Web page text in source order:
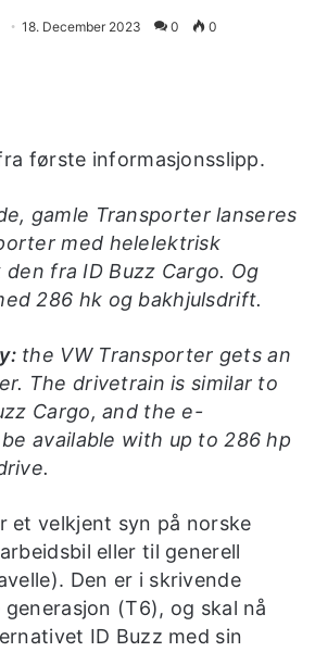
18. December 2023 0 0
første informasjonsslipp.
gamle Transporter lanseres
med helelektrisk
fra ID Buzz Cargo. Og
286 hk og bakhjulsdrift.
the VW Transporter gets an
The drivetrain is similar to
Cargo, and the e-
available with up to 286 hp
et velkjent syn på norske
eller til generell
Den er i skrivende
(T6), og skal nå
ID Buzz med sin